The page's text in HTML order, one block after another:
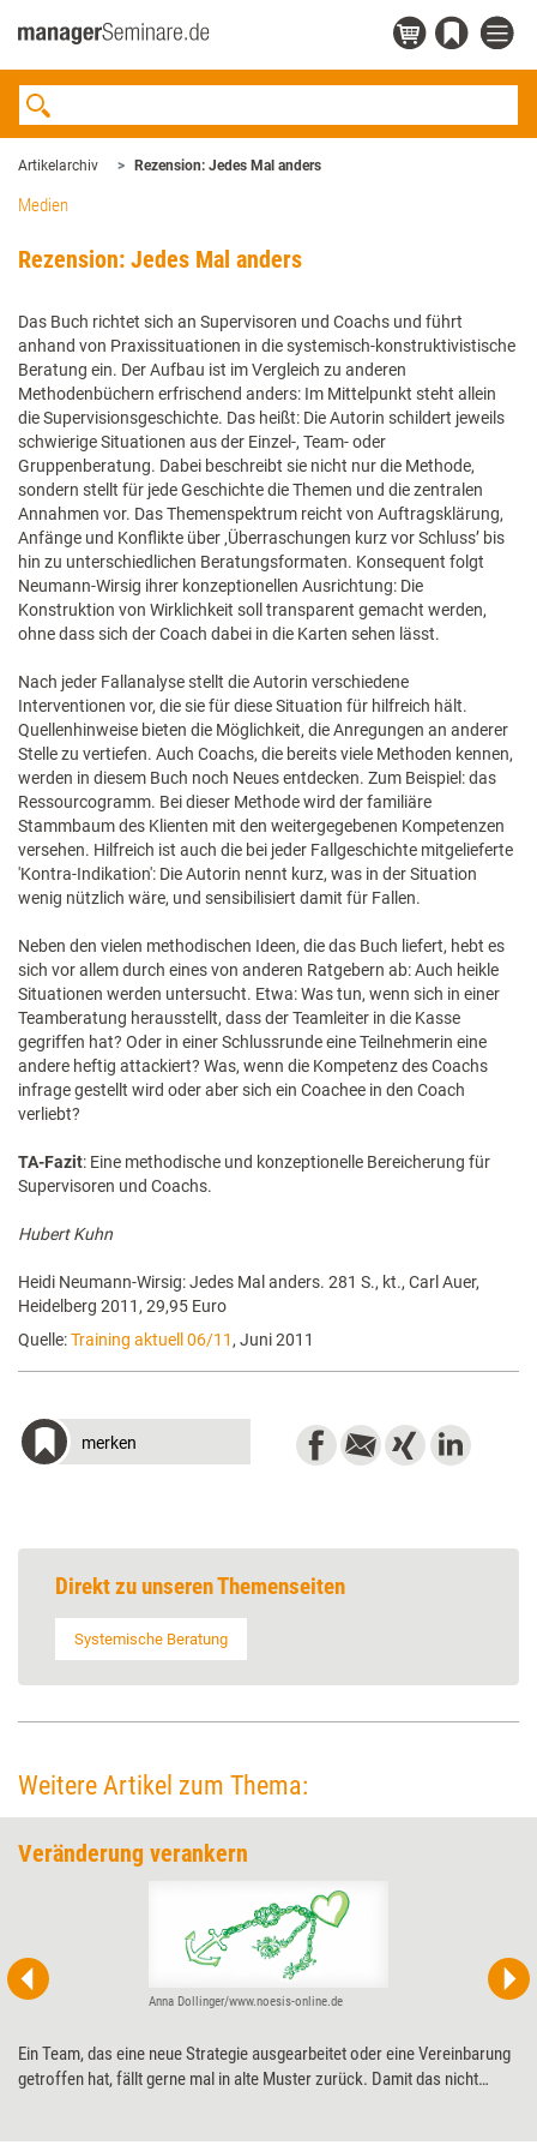
Artikelarchiv Rezension: Jedes Mal anders
Medien
Rezension: Jedes Mal anders
Das Buch richtet sich an Supervisoren und Coachs und führt
anhand von Praxissituationen in die systemisch-konstruktivistische
Beratung ein. Der Aufbau ist im Vergleich zu anderen
Methodenbüchern erfrischend anders: Im Mittelpunkt steht allein
die Supervisionsgeschichte. Das heißt: Die Autorin schildert jeweils
schwierige Situationen aus der Einzel-, Team- oder
Gruppenberatung. Dabei beschreibt sie nicht nur die Methode,
sondern stellt für jede Geschichte die Themen und die zentralen
Annahmen vor. Das Themenspektrum reicht von Auftragsklärung,
Anfänge und Konflikte über ‚Überraschungen kurz vor Schluss’ bis
hin zu unterschiedlichen Beratungsformaten. Konsequent folgt
Neumann-Wirsig ihrer konzeptionellen Ausrichtung: Die
Konstruktion von Wirklichkeit soll transparent gemacht werden,
ohne dass sich der Coach dabei in die Karten sehen lässt.
Nach jeder Fallanalyse stellt die Autorin verschiedene
Interventionen vor, die sie für diese Situation für hilfreich hält.
Quellenhinweise bieten die Möglichkeit, die Anregungen an anderer
Stelle zu vertiefen. Auch Coachs, die bereits viele Methoden kennen,
werden in diesem Buch noch Neues entdecken. Zum Beispiel: das
Ressourcogramm. Bei dieser Methode wird der familiäre
Stammbaum des Klienten mit den weitergegebenen Kompetenzen
versehen. Hilfreich ist auch die bei jeder Fallgeschichte mitgelieferte
'Kontra-Indikation': Die Autorin nennt kurz, was in der Situation
wenig nützlich wäre, und sensibilisiert damit für Fallen.
Neben den vielen methodischen Ideen, die das Buch liefert, hebt es
sich vor allem durch eines von anderen Ratgebern ab: Auch heikle
Situationen werden untersucht. Etwa: Was tun, wenn sich in einer
Teamberatung herausstellt, dass der Teamleiter in die Kasse
gegriffen hat? Oder in einer Schlussrunde eine Teilnehmerin eine
andere heftig attackiert? Was, wenn die Kompetenz des Coachs
infrage gestellt wird oder aber sich ein Coachee in den Coach
verliebt?
TA-Fazit: Eine methodische und konzeptionelle Bereicherung für
Supervisoren und Coachs.
Hubert Kuhn
Heidi Neumann-Wirsig: Jedes Mal anders. 281 S., kt., Carl Auer,
Heidelberg 2011, 29,95 Euro
Quelle:Training aktuell 06/11 , Juni 2011
merken
Direkt zu unseren Themenseiten
Systemische Beratung
Weitere Artikel zum Thema:
Veränderung verankern
Anna Dollinger/www.noesis-online.de
Ein Team, das eine neue Strategie ausgearbeitet oder eine Vereinbarung
getroffen hat, fällt gerne mal in alte Muster zurück. Damit das nicht